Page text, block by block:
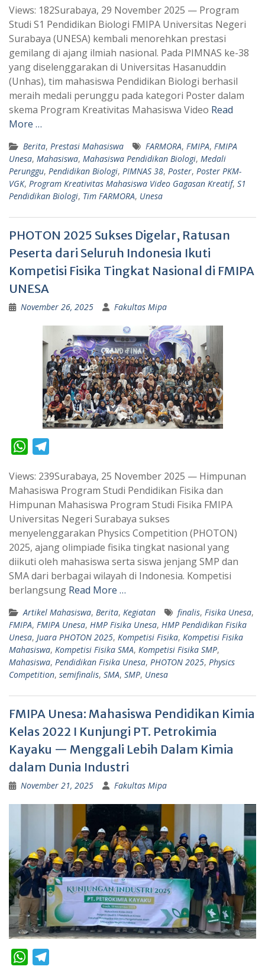
a
t
s
A
p
p
l
e
g
r
a
m
Views: 182Surabaya, 29 November 2025 — Program
Studi S1 Pendidikan Biologi FMIPA Universitas Negeri
Surabaya (UNESA) kembali menorehkan prestasi
gemilang di ajang ilmiah nasional. Pada PIMNAS ke-38
yang diselenggarakan di Universitas Hasanuddin
(Unhas), tim mahasiswa Pendidikan Biologi berhasil
meraih medali perunggu pada kategori Poster dalam
skema Program Kreativitas Mahasiswa Video Read
More …
Berita, Prestasi Mahasiswa FARMORA, FMIPA, FMIPA
Unesa, Mahasiswa, Mahasiswa Pendidikan Biologi, Medali
Perunggu, Pendidikan Biologi, PIMNAS 38, Poster, Poster PKM-
VGK, Program Kreativitas Mahasiswa Video Gagasan Kreatif, S1
Pendidikan Biologi, Tim FARMORA, Unesa
PHOTON 2025 Sukses Digelar, Ratusan
Peserta dari Seluruh Indonesia Ikuti
Kompetisi Fisika Tingkat Nasional di FMIPA
UNESA
November 26, 2025 Fakultas Mipa
W
a
t
s
A
p
p
l
e
g
r
a
m
Views: 239Surabaya, 25 November 2025 — Himpunan
Mahasiswa Program Studi Pendidikan Fisika dan
Himpunan Mahasiswa Program Studi Fisika FMIPA
Universitas Negeri Surabaya sukses
menyelenggarakan Physics Competition (PHOTON)
2025, ajang olimpiade fisika tingkat nasional yang
diikuti oleh mahasiswa serta siswa jenjang SMP dan
SMA dari berbagai wilayah di Indonesia. Kompetisi
berlangsung Read More …
Artikel Mahasiswa, Berita, Kegiatan finalis, Fisika Unesa,
FMIPA, FMIPA Unesa, HMP Fisika Unesa, HMP Pendidikan Fisika
Unesa, Juara PHOTON 2025, Kompetisi Fisika, Kompetisi Fisika
Mahasiswa, Kompetisi Fisika SMA, Kompetisi Fisika SMP,
Mahasiswa, Pendidikan Fisika Unesa, PHOTON 2025, Physics
Competition, semifinalis, SMA, SMP, Unesa
FMIPA Unesa: Mahasiswa Pendidikan Kimia
Kelas 2022 I Kunjungi PT. Petrokimia
Kayaku — Menggali Lebih Dalam Kimia
dalam Dunia Industri
November 21, 2025 Fakultas Mipa
W